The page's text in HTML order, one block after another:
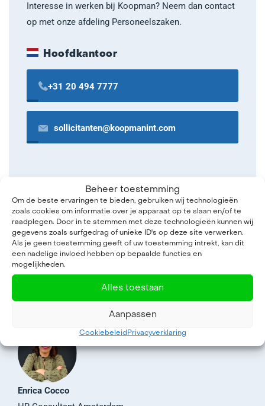
Beheer toestemming
Om de beste ervaringen te bieden, gebruiken wij technologieën
zoals cookies om informatie over je apparaat op te slaan en/of te
raadplegen. Door in te stemmen met deze technologieën kunnen wij
gegevens zoals surfgedrag of unieke ID's op deze site verwerken.
Als je geen toestemming geeft of uw toestemming intrekt, kan dit
een nadelige invloed hebben op bepaalde functies en
mogelijkheden.
Alles toestaan
Aanpassen
Cookiebeleid Privacyverklaring
Interesse in werken bij Koopman? Neem dan contact
op met onze afdeling Personeelszaken.
Hoofdkantoor
+31 20 494 7777
sollicitanten@koopmanint.com
Vragen over werken bij
Enrica Cocco